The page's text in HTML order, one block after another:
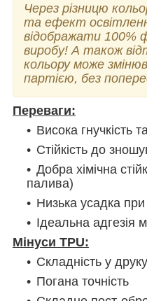
Через різницю
та ефект
відображати 100%
виробу! А також
кольору може
партією, без
Переваги:
Висока гнучкість
Стійкість до
Добра хімічна
палива)
Низька усадка при
Ідеальна адгезія
Мінуси TPU:
Складність у друку
Погана точність